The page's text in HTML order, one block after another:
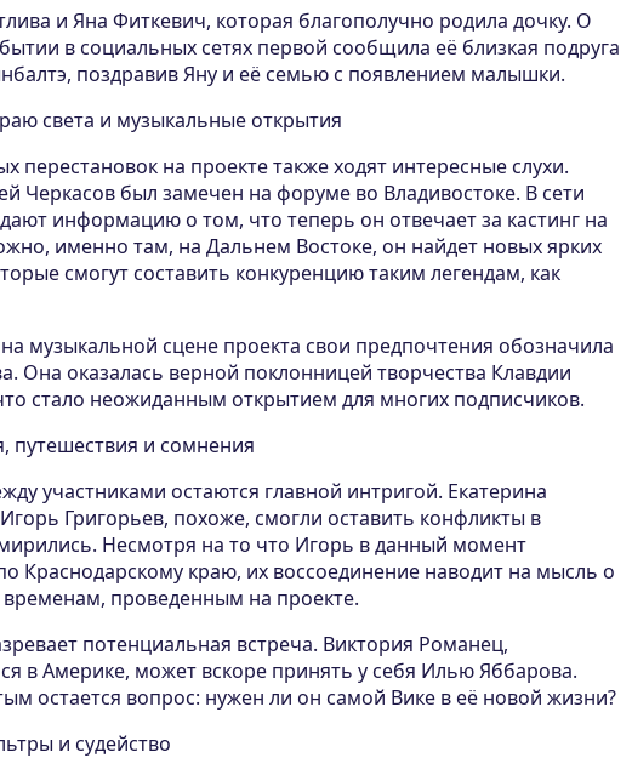
и Яна Фиткевич, которая благополучно родила дочку. О
в социальных сетях первой сообщила её близкая подруга
поздравив Яну и её семью с появлением малышки.
света и музыкальные открытия
перестановок на проекте также ходят интересные слухи.
Черкасов был замечен на форуме во Владивостоке. В сети
информацию о том, что теперь он отвечает за кастинг на
именно там, на Дальнем Востоке, он найдет новых ярких
смогут составить конкуренцию таким легендам, как
музыкальной сцене проекта свои предпочтения обозначила
Она оказалась верной поклонницей творчества Клавдии
стало неожиданным открытием для многих подписчиков.
путешествия и сомнения
участниками остаются главной интригой. Екатерина
Григорьев, похоже, смогли оставить конфликты в
Несмотря на то что Игорь в данный момент
Краснодарскому краю, их воссоединение наводит на мысль о
временам, проведенным на проекте.
потенциальная встреча. Виктория Романец,
в Америке, может вскоре принять у себя Илью Яббарова.
остается вопрос: нужен ли он самой Вике в её новой жизни?
и судейство